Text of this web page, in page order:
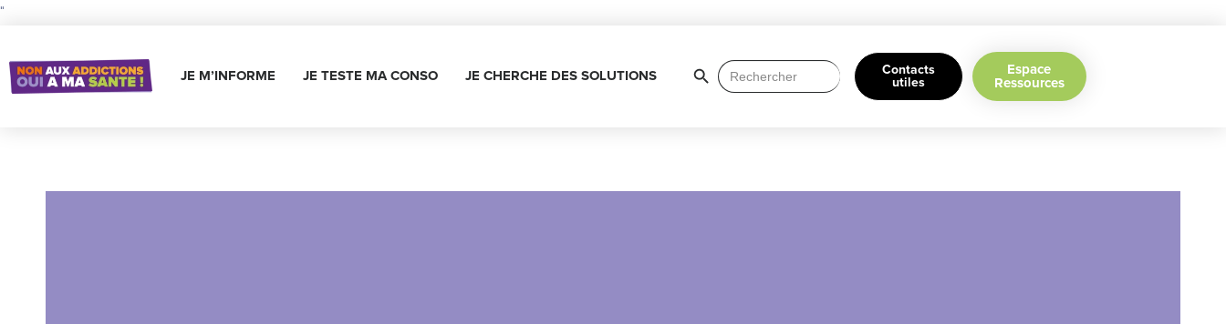
"
JE M’INFORME JE TESTE MA CONSO JE CHERCHE DES SOLUTIONS
Search
for:
Search Button
Contacts
utiles
Espace
Ressources